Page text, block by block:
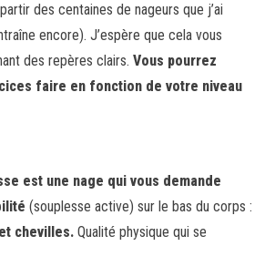
des centaines de nageurs que j’ai
encore). J’espère que cela vous
des repères clairs. Vous pourrez
faire en fonction de votre niveau
est une nage qui vous demande
(souplesse active) sur le bas du corps :
chevilles. Qualité physique qui se